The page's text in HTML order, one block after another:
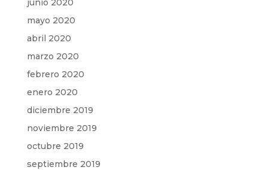
junio 2020
mayo 2020
abril 2020
marzo 2020
febrero 2020
enero 2020
diciembre 2019
noviembre 2019
octubre 2019
septiembre 2019